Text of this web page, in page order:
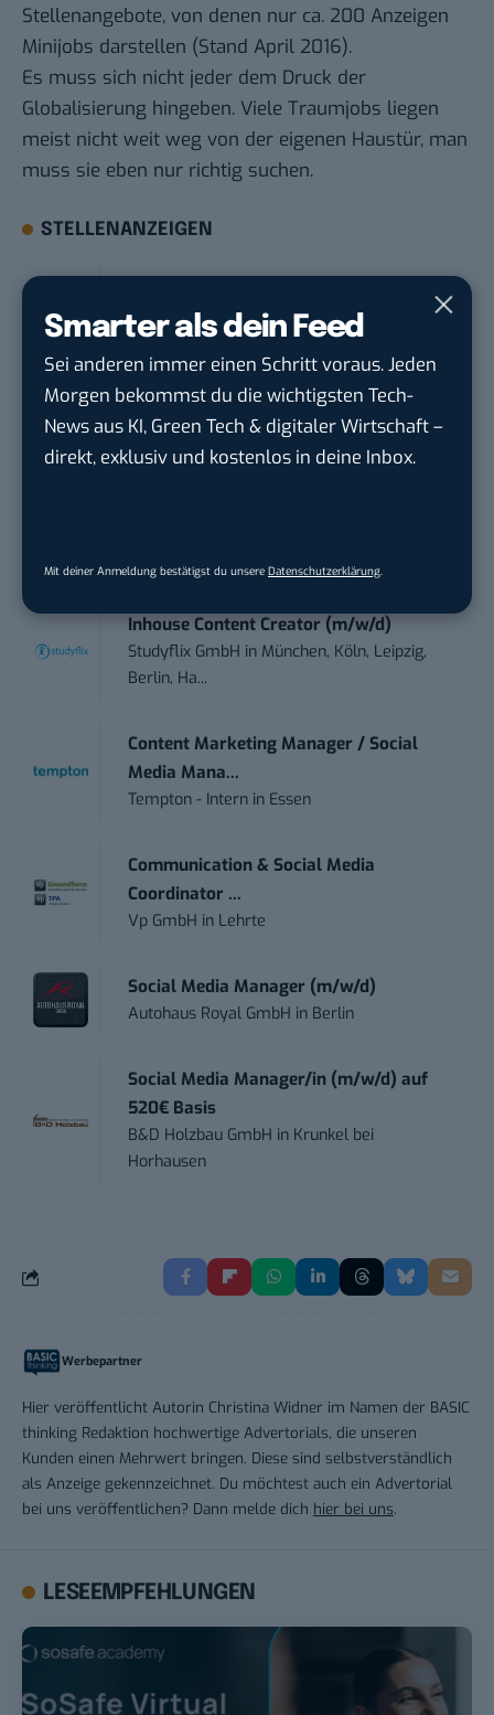
Smarter als dein Feed
Sei anderen immer einen Schritt voraus. Jeden
Morgen bekommst du die wichtigsten Tech-
News aus KI, Green Tech & digitaler Wirtschaft –
direkt, exklusiv und kostenlos in deine Inbox.
Mit deiner Anmeldung bestätigst du unsere Datenschutzerklärung.
Stellenangebote, von denen nur ca. 200 Anzeigen
Minijobs darstellen (Stand April 2016).
Es muss sich nicht jeder dem Druck der
Globalisierung hingeben. Viele Traumjobs liegen
meist nicht weit weg von der eigenen Haustür, man
muss sie eben nur richtig suchen.
STELLENANZEIGEN
moveUP Media GmbH inDüsseldorf
Anforderungs- und Projektmanager
trendtours Holding GmbHin Eschborn
Inhouse Content Creator (m/w/d)
Studyflix GmbH in München, Köln, Leipzig,
Berlin, Ha...
Content Marketing Manager / Social
Media Mana...
Tempton - Intern in Essen
Communication & Social Media
Coordinator ...
Vp GmbH in Lehrte
Social Media Manager (m/w/d)
Autohaus Royal GmbH in Berlin
Social Media Manager/in (m/w/d) auf
520€ Basis
B&D Holzbau GmbH in Krunkel bei
Horhausen
Werbepartner
Hier veröffentlicht Autorin Christina Widner im Namen der BASIC
thinking Redaktion hochwertige Advertorials, die unseren
Kunden einen Mehrwert bringen. Diese sind selbstverständlich
als Anzeige gekennzeichnet. Du möchtest auch ein Advertorial
bei uns veröffentlichen? Dann melde dich hier bei uns.
LESEEMPFEHLUNGEN